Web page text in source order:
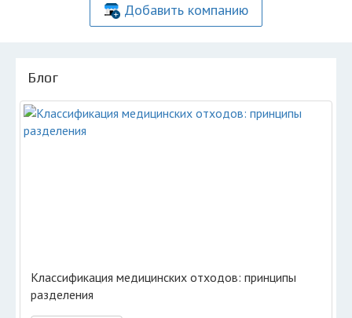
Добавить компанию
Блог
Классификация медицинских отходов: принципы
разделения